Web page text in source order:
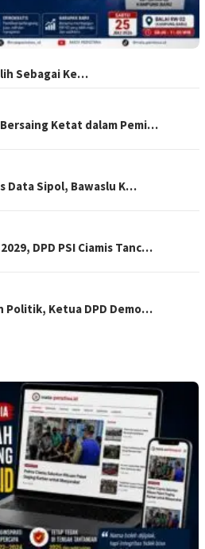
Sebagai Ke…
Ketat dalam Pemi…
Data Sipol, Bawaslu K…
DPD PSI Ciamis Tanc…
Politik, Ketua DPD Demo…